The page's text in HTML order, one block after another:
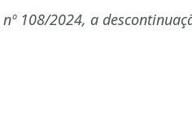
108/2024, a